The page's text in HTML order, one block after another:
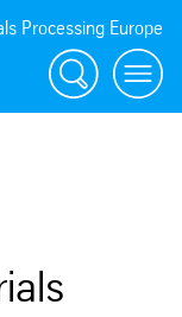
Processing Europe
Keresésmenu